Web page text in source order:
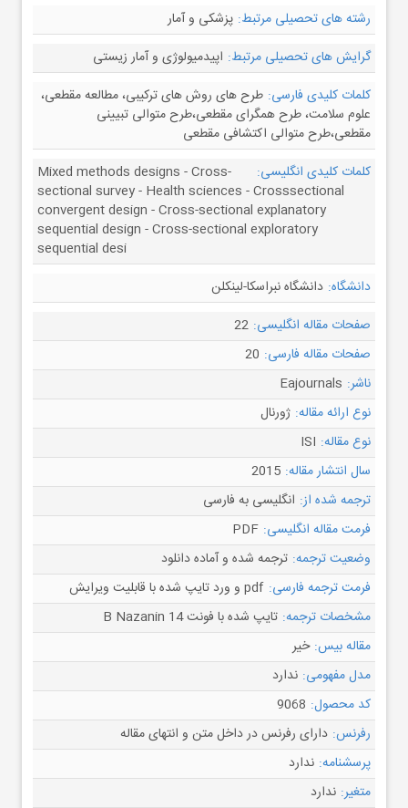
رشته های تحصیلی مرتبط: پزشکی و آمار
گرایش های تحصیلی مرتبط: اپیدمیولوژی و آمار زیستی
کلمات کلیدی فارسی: طرح های روش های ترکیبی، مطالعه مقطعی،
علوم سلامت، طرح همگرای مقطعی،طرح متوالی تبیینی
مقطعی،طرح متوالی اکتشافی مقطعی
کلمات کلیدی انگلیسی:
Mixed methods designs - Cross-
sectional survey - Health sciences - Crosssectional
convergent design - Cross-sectional explanatory
sequential design - Cross-sectional exploratory
sequential desi
دانشگاه: دانشگاه نبراسکا-لینکلن
صفحات مقاله انگلیسی: 22
صفحات مقاله فارسی: 20
ناشر: Eajournals
نوع ارائه مقاله: ژورنال
نوع مقاله: ISI
سال انتشار مقاله: 2015
ترجمه شده از: انگلیسی به فارسی
فرمت مقاله انگلیسی: PDF
وضعیت ترجمه: ترجمه شده و آماده دانلود
فرمت ترجمه فارسی: pdf و ورد تایپ شده با قابلیت ویرایش
مشخصات ترجمه: تایپ شده با فونت B Nazanin 14
مقاله بیس: خیر
مدل مفهومی: ندارد
کد محصول: 9068
رفرنس: دارای رفرنس در داخل متن و انتهای مقاله
پرسشنامه: ندارد
متغیر: ندارد